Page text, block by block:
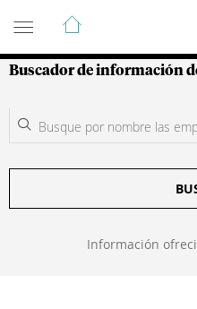
Guía de Empresas
Buscador de información
Información